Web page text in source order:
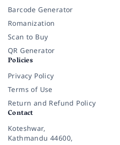
Barcode Generator
Romanization
Scan to Buy
QR Generator
Policies
Privacy Policy
Terms of Use
Return and Refund Policy
Contact
Koteshwar,
Kathmandu 44600,